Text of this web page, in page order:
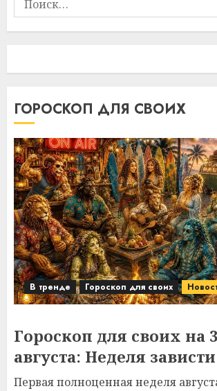
ГОРОСКОП ДЛЯ СВОИХ
В тренде Гороскоп для своих
Гороскоп для своих на
августа: Неделя зависти
Первая полноценная неделя